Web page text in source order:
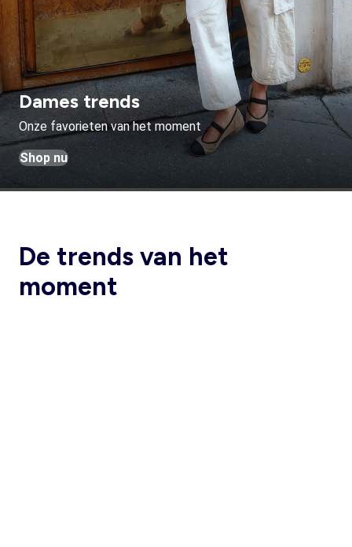
Dames trends
Onze favorieten van het moment
Shop nu
De trends van het
moment